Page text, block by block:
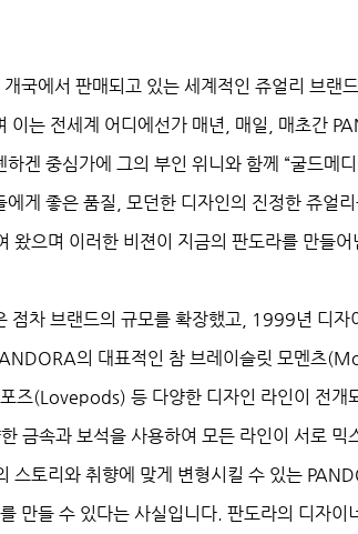
국에서 판매되고 있는 세계적인 쥬얼리 브랜
는 전세계 어디에선가 매년, 매일, 매초간
겐 중심가에 그의 부인 위니와 함께 “굴드메
게 좋은 품질, 모던한 디자인의 진정한 쥬얼리
왔으며 이러한 비젼이 지금의 판도라를 만들
점차 브랜드의 규모를 확장했고, 1999년 디자
의 대표적인 참 브레이슬릿 모멘츠
(Lovepods) 등 다양한 디자인 라인이 전개
금속과 보석을 사용하여 모든 라인이 서로 믹
스토리와 취향에 맞게 변형시킬 수 있는
만들 수 있다는 사실입니다. 판도라의 디자이